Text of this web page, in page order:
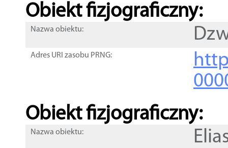
Obiekt fizjograficzny:
Nazwa obiektu:
Adres URI zasobu PRNG:
Obiekt fizjograficzny:
Nazwa obiektu: